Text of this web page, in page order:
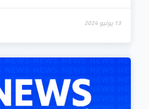
13 يونيو 2024